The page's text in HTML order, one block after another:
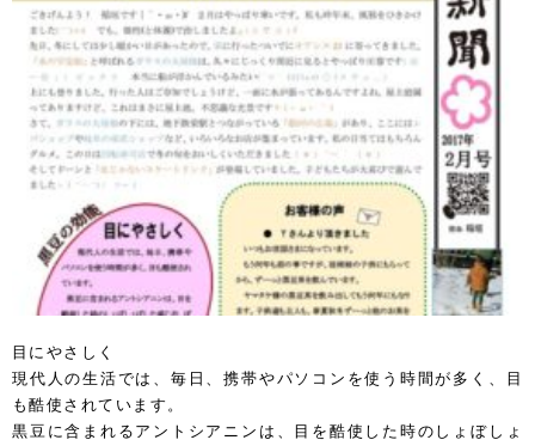
目にやさしく
現代人の生活では、毎日、携帯やパソコンを使う時間が多く、目
も酷使されています。
黒豆に含まれるアントシアニンは、目を酷使した時のしょぼしょ